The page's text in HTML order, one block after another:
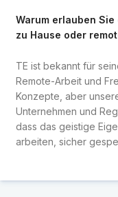
Warum erlauben
zu Hause oder
TE ist bekannt für
Remote-Arbeit und
Konzepte, aber
Unternehmen und
dass das geistige
arbeiten, sicher